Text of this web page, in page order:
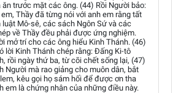
ăn trước mặt các ông. (44) Rồi Người bảo:
Thầy đã từng nói với anh em rằng tất
Mô-sê, các sách Ngôn Sứ và các
về Thầy đều phải được ứng nghiệm.
mở trí cho các ông hiểu Kinh Thánh. (46)
lời Kinh Thánh chép rằng: Đấng Ki-tô
rồi ngày thứ ba, từ cõi chết sống lại, (47)
Người mà rao giảng cho muôn dân, bắt
kêu gọi họ sám hối để được ơn tha
em là chứng nhân của những điều này.